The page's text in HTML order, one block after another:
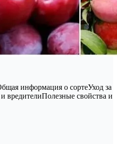
информация о сортеУход за
вредителиПолезные свойства и